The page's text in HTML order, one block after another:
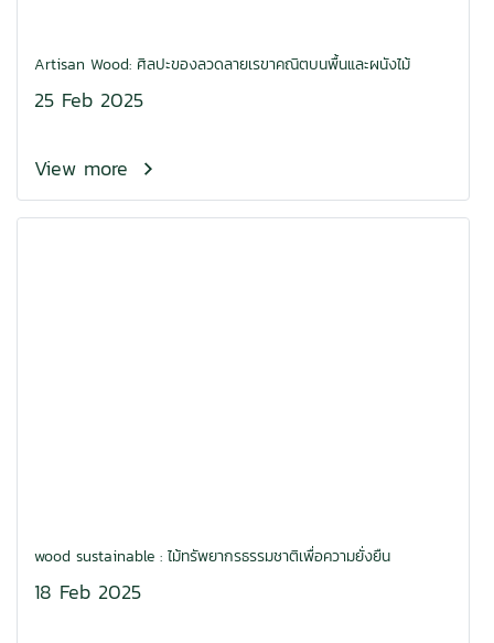
Artisan Wood: ศิลปะของลวดลายเรขาคณิตบนพื้นและผนังไม้
25 Feb 2025
View more
wood sustainable : ไม้ทรัพยากรธรรมชาติเพื่อความยั่งยืน
18 Feb 2025